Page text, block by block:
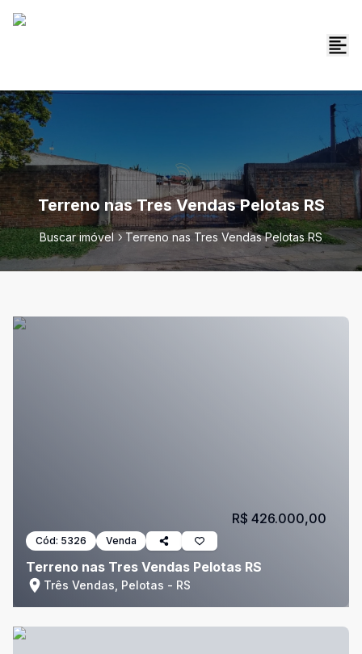
Terreno nas Tres Vendas Pelotas RS
Buscar imóvel Terreno nas Tres Vendas Pelotas RS
Cód: 5326 Venda
Terreno nas Tres Vendas Pelotas RS
Três Vendas, Pelotas - RS
R$ 426.000,00